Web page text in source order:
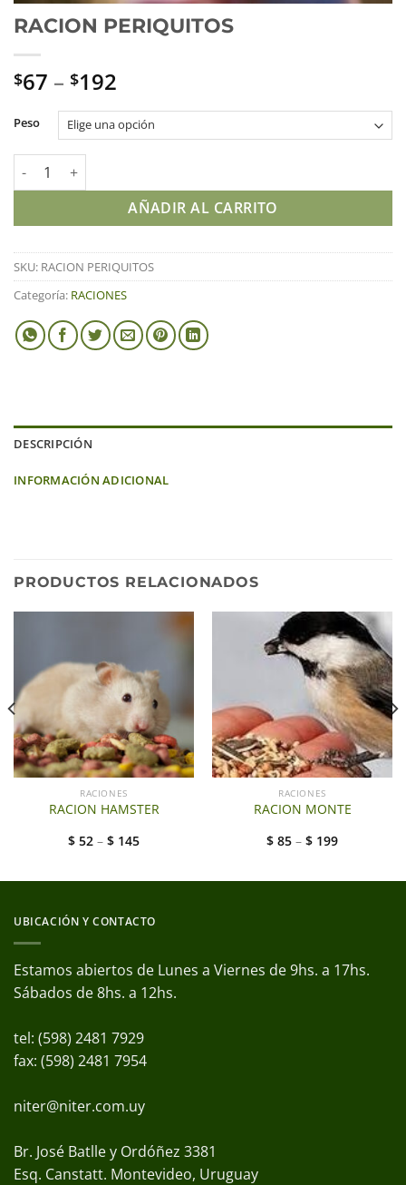
RACION PERIQUITOS
$67 – $192
Peso
RACION PERIQUITOS cantidad
AÑADIR AL CARRITO
SKU: RACION PERIQUITOS
Categoría: RACIONES
DESCRIPCIÓN
INFORMACIÓN ADICIONAL
PRODUCTOS RELACIONADOS
RACIONES
RACION HAMSTER
$ 52 – $ 145
RACIONES
RACION MONTE
$ 85 – $ 199
UBICACIÓN Y CONTACTO
Estamos abiertos de Lunes a Viernes de 9hs. a 17hs.
Sábados de 8hs. a 12hs.
tel: (598) 2481 7929
fax: (598) 2481 7954
niter@niter.com.uy
Br. José Batlle y Ordóñez 3381
Esq. Canstatt. Montevideo, Uruguay